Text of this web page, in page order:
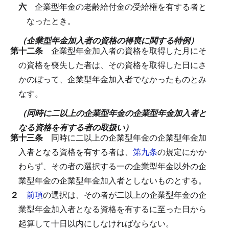
六 企業型年金の老齢給付金の受給権を有する者と
なったとき。
（企業型年金加入者の資格の得喪に関する特例）
第十二条 企業型年金加入者の資格を取得した月にそ
の資格を喪失した者は、その資格を取得した日にさ
かのぼって、企業型年金加入者でなかったものとみ
なす。
（同時に二以上の企業型年金の企業型年金加入者と
なる資格を有する者の取扱い）
第十三条 同時に二以上の企業型年金の企業型年金加
入者となる資格を有する者は、 第九条の規定にかか
わらず、その者の選択する一の企業型年金以外の企
業型年金の企業型年金加入者としないものとする。
２ 前項の選択は、その者が二以上の企業型年金の企
業型年金加入者となる資格を有するに至った日から
起算して十日以内にしなければならない。